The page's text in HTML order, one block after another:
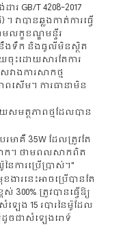
GB/T 4208-2017
វាបានឆ្លងកាត់ការធ្វើ
លក្ខខណ្ឌមន្ទីរ
ងទឹក និងធូលីមិនស្ថិត
យចុះដោយសារតែការ
វាងការសាកថ្ម
សើម។ ការធានាមិន
យសមត្ថភាពថ្មដែលបាន
មាគឺ 35W ដែលត្រូវតែ
ាក។ ថាមពលសាកពិត
ការប្រើប្រាស់។"
ងារនេះអាចប្រើបានតែ
ត្រូវបានធ្វើឱ្យ
េង 15 របារនៃម៉ូដែល
ដូចជាសំឡេងរោទ៍